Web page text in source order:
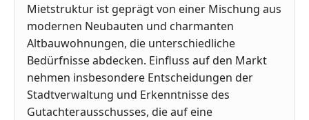
Mietstruktur ist geprägt von einer Mischung aus
modernen Neubauten und charmanten
Altbauwohnungen, die unterschiedliche
Bedürfnisse abdecken. Einfluss auf den Markt
nehmen insbesondere Entscheidungen der
Stadtverwaltung und Erkenntnisse des
Gutachterausschusses, die auf eine